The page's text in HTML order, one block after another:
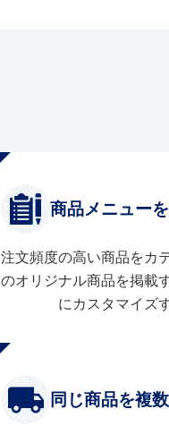
商品メニュー
注文頻度の高い商品をカ
のオリジナル商品を掲載
にカスタマイズ
同じ商品を複